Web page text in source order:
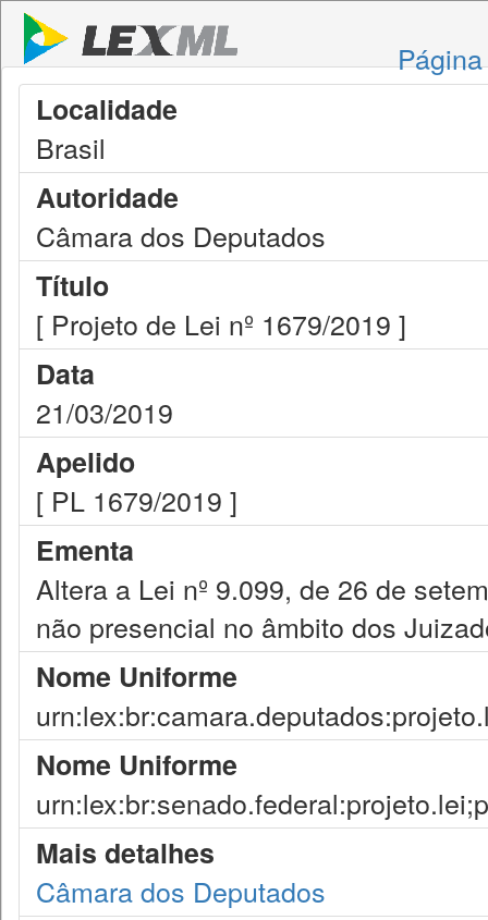
Localidade
Brasil
Autoridade
Câmara dos Deputados
Título
[ Projeto de Lei nº 1679/2019 ]
Data
21/03/2019
Apelido
[ PL 1679/2019 ]
Ementa
Altera a Lei nº 9.099, de 26 de
não presencial no âmbito dos
Nome Uniforme
Nome Uniforme
Mais detalhes
Câmara dos Deputados